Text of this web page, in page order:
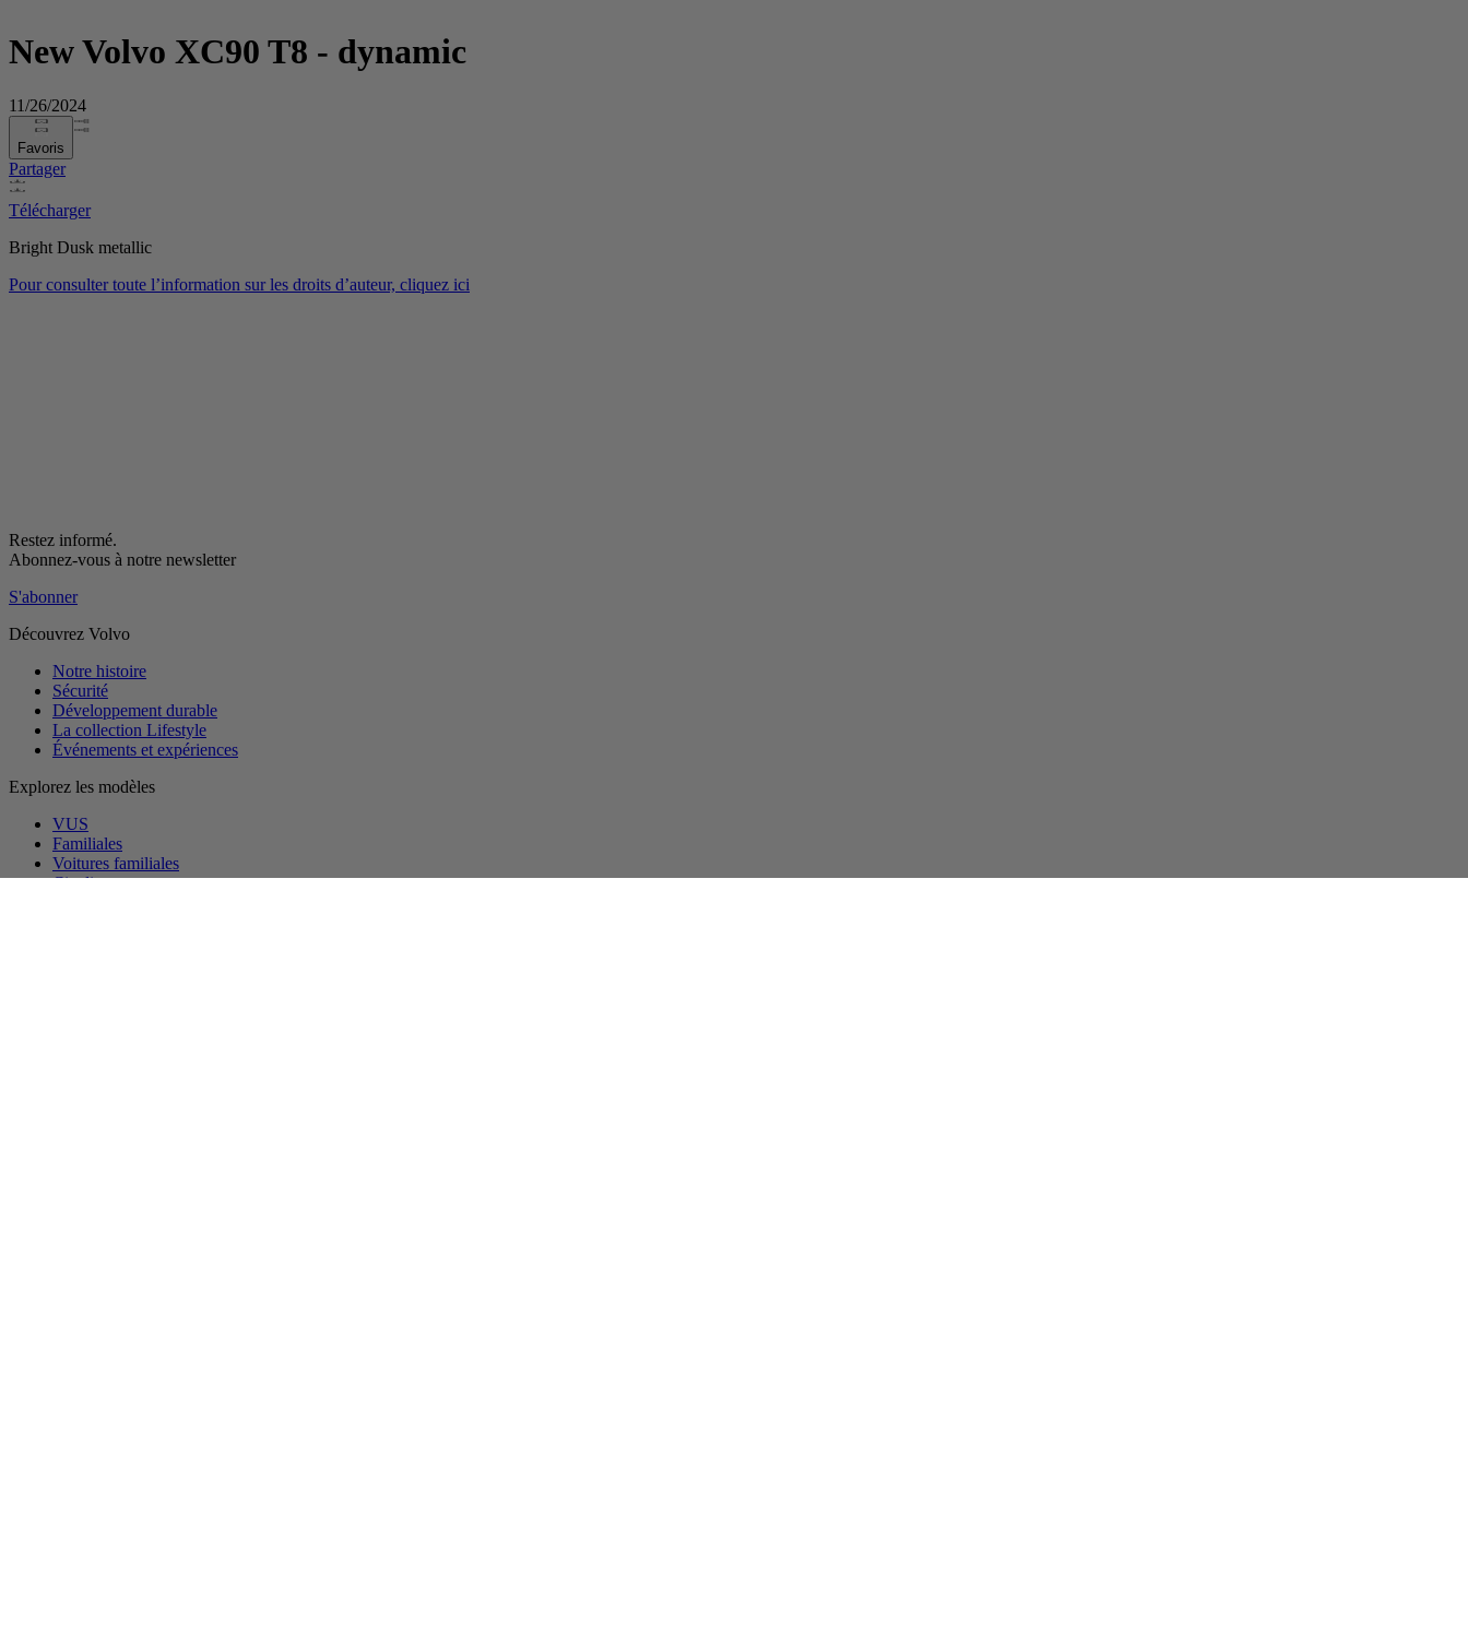
New Volvo XC90 T8 - dynamic
11/26/2024
Favoris
Partager
Télécharger
Bright Dusk metallic
Pour consulter toute l’information sur les droits d’auteur, cliquez ici